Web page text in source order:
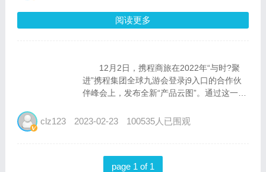
阅读更多
12月2日，携程商旅在2022年“与时?聚
进”携程集团全球九游会登录j9入口的合作伙
伴峰会上，发布全新“产品云图”。通过这一举
j9入口的解决方案服务商”的固有角色，将在
clz123 2023-02-23 100535人已围观
page 1 of 1